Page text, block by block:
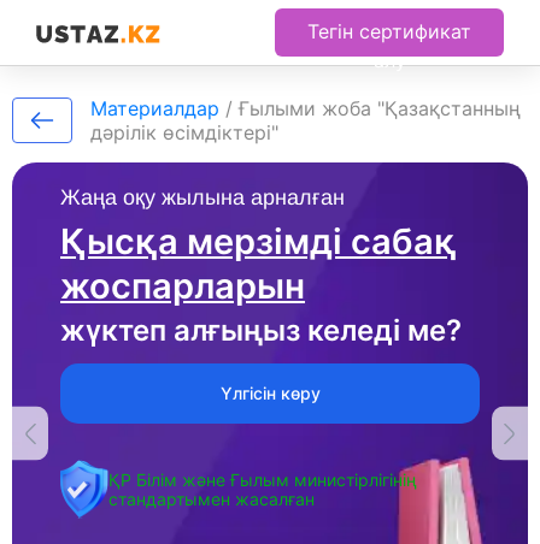
Тегін сертификат
алу
Жаңа оқу жылына арналған
Қысқа мерзімді сабақ
жоспарларын
жүктеп алғыңыз келеді ме?
Үлгісін көру
ҚР Білім және Ғылым министірлігінің
стандартымен жасалған
Материалдар /Ғылыми жоба "Қазақстанның
дәрілік өсімдіктері"